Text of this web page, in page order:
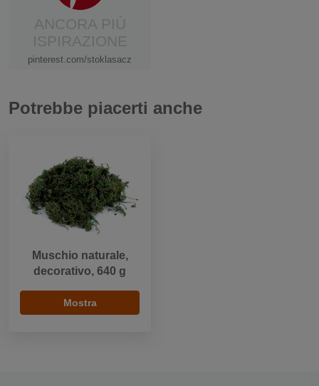
pinterest.com/stoklasacz
Potrebbe piacerti anche
Muschio naturale,
decorativo, 640 g
Mostra